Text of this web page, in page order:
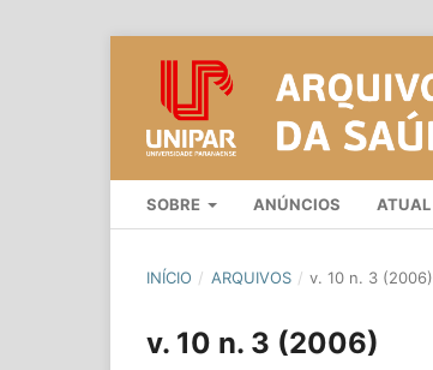
SOBRE ANÚNCIOS ATUAL
INÍCIO / ARQUIVOS / v. 10 n. 3 (2006)
v. 10 n. 3 (2006)